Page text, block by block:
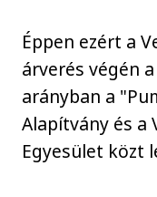
Éppen ezért a
árverés végén
arányban a
Alapítvány és a
Egyesület közt